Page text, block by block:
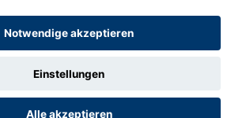
Notwendige akzeptieren
Einstellungen
Alle akzeptieren